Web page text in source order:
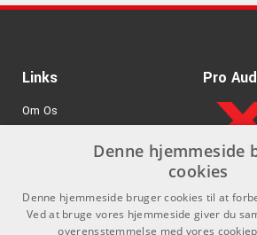
Diskret klasse-A-kredsløb og
Nyrekarakteristik
Maks. SPL: 136/156 dB (0/20 dB
-20dB Pad switch
Ultra støjsvage komponenter
Dimensioner: 23 x 130 mm
Vægt: 163 g
Links
Om Os
GDPR & Cookies
Pro
.
Denne hjemmeside
cookies
Denne hjemmeside bruger cookies til at
Ved at bruge vores hjemmeside giver du
overensstemmelse med vores